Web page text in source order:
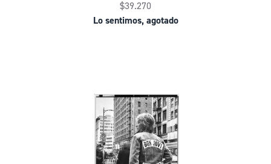
$39.270
Lo sentimos, agotado